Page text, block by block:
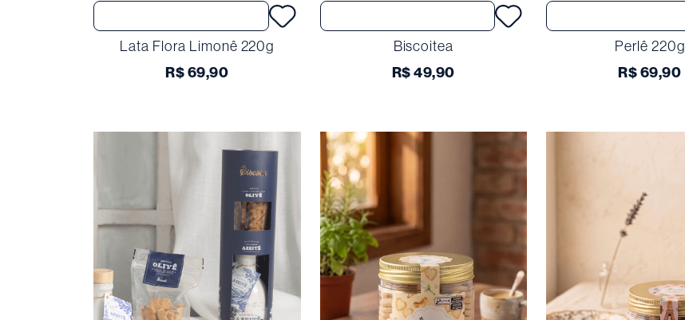
Lata Flora Limonê 220g
R$69,90
Biscoitea
R$49,90
Perlê 220g
R$69,90